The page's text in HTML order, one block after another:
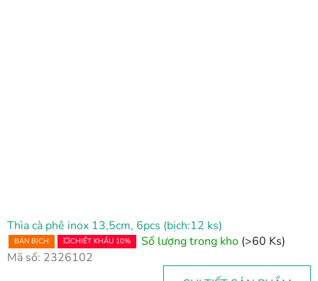
Thìa cà phê inox 13,5cm, 6pcs (bịch:12 ks)
BÁN BỊCH 💥CHIẾT KHẤU 10% Số lượng trong kho (>60 Ks)
Mã số: 2326102